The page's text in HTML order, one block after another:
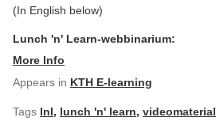
(In English below)
Lunch 'n' Learn-webbinarium:
More Info
Appears in KTH E-learning
Tags lnl, lunch 'n' learn, videomaterial